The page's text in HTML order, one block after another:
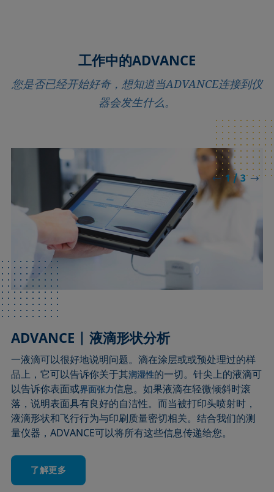
工作中的ADVANCE
您是否已经开始好奇，想知道当ADVANCE连接到仪
器会发生什么。
ADVANCE | 液滴形状分析
一液滴可以很好地说明问题。滴在涂层或或预处理过的样
品上，它可以告诉你关于其润湿性的一切。针尖上的液滴可
以告诉你表面或界面张力信息。如果液滴在轻微倾斜时滚
落，说明表面具有良好的自洁性。而当被打印头喷射时，
液滴形状和飞行行为与印刷质量密切相关。结合我们的测
量仪器，ADVANCE可以将所有这些信息传递给您。
了解更多
ADVANCE | 表界面张力分析
从浮针小实验，到科学地分析一个表面，这是一条很长的
路。然而，ADVANCE与这一技巧的共同点是，通过直观的
方式让表面张力的影响变得可见。因此，像自动CMC测定这
样复杂的过程，可以为无数领域带来有用的知识，在这些
领域中，表面和界面张力以及润湿性起着关键作用。
了解更多
ADVANCE | 泡沫分析
就像苹果从树上落下的速度一样，泡沫的行为也遵循自然
规律。但研究这些规律，生产出具有一定特性的泡沫，并
控制其质量，需要可重复的泡沫分析。通过我们的仪器，
ADVANCE可以密切观察泡沫行为的各个方面，并通过控制
泡沫的形成，以及与精确的传感器和摄像机进行通信，提
供准确的结果。
了解更多
1 / 3